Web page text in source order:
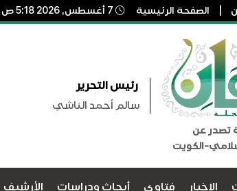
الصفحة الرئيسية
تصدر عن
الكويت
رئيس التحرير
سالم أحمد الناشي
الاخبار فتاوى أبحاث ودراسات الأرشيف